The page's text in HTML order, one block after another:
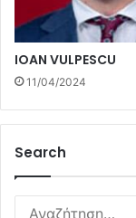
IOAN VULPESCU
11/04/2024
Search